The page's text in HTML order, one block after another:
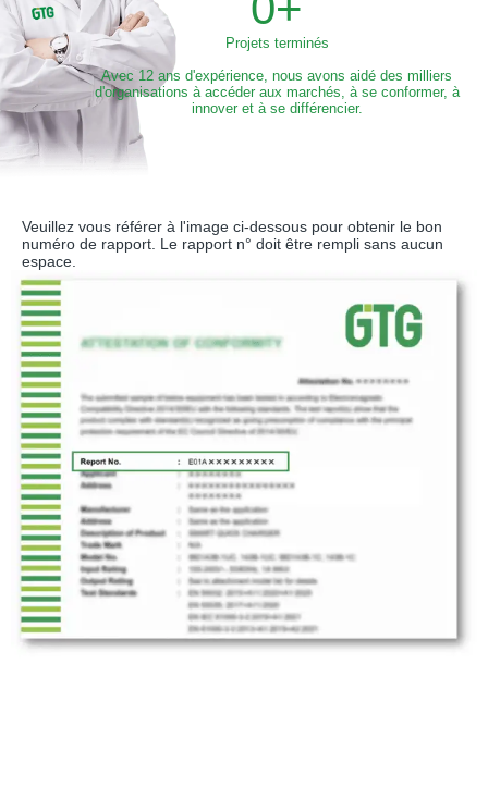
Projets terminés
Avec 12 ans d'expérience, nous avons aidé des milliers
d'organisations à accéder aux marchés, à se conformer, à
innover et à se différencier.
Veuillez vous référer à l'image ci-dessous pour obtenir le bon
numéro de rapport. Le rapport n° doit être rempli sans aucun
espace.​